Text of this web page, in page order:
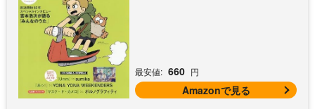
最安値: 660 円
Amazonで見る